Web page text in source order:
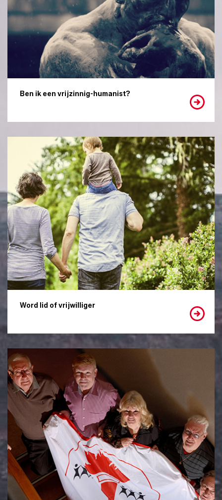
Ben ik een vrijzinnig-humanist?
Word lid of vrijwilliger